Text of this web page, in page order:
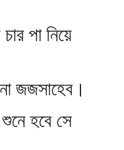
পা নিয়ে
হবে সে